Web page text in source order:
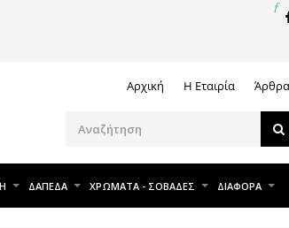
Αρχική Η Εταιρία
ΔΑΠΕΔΑ ΧΡΩΜΑΤΑ - ΣΟΒΑΔΕΣ ΔΙΑΦΟΡΑ